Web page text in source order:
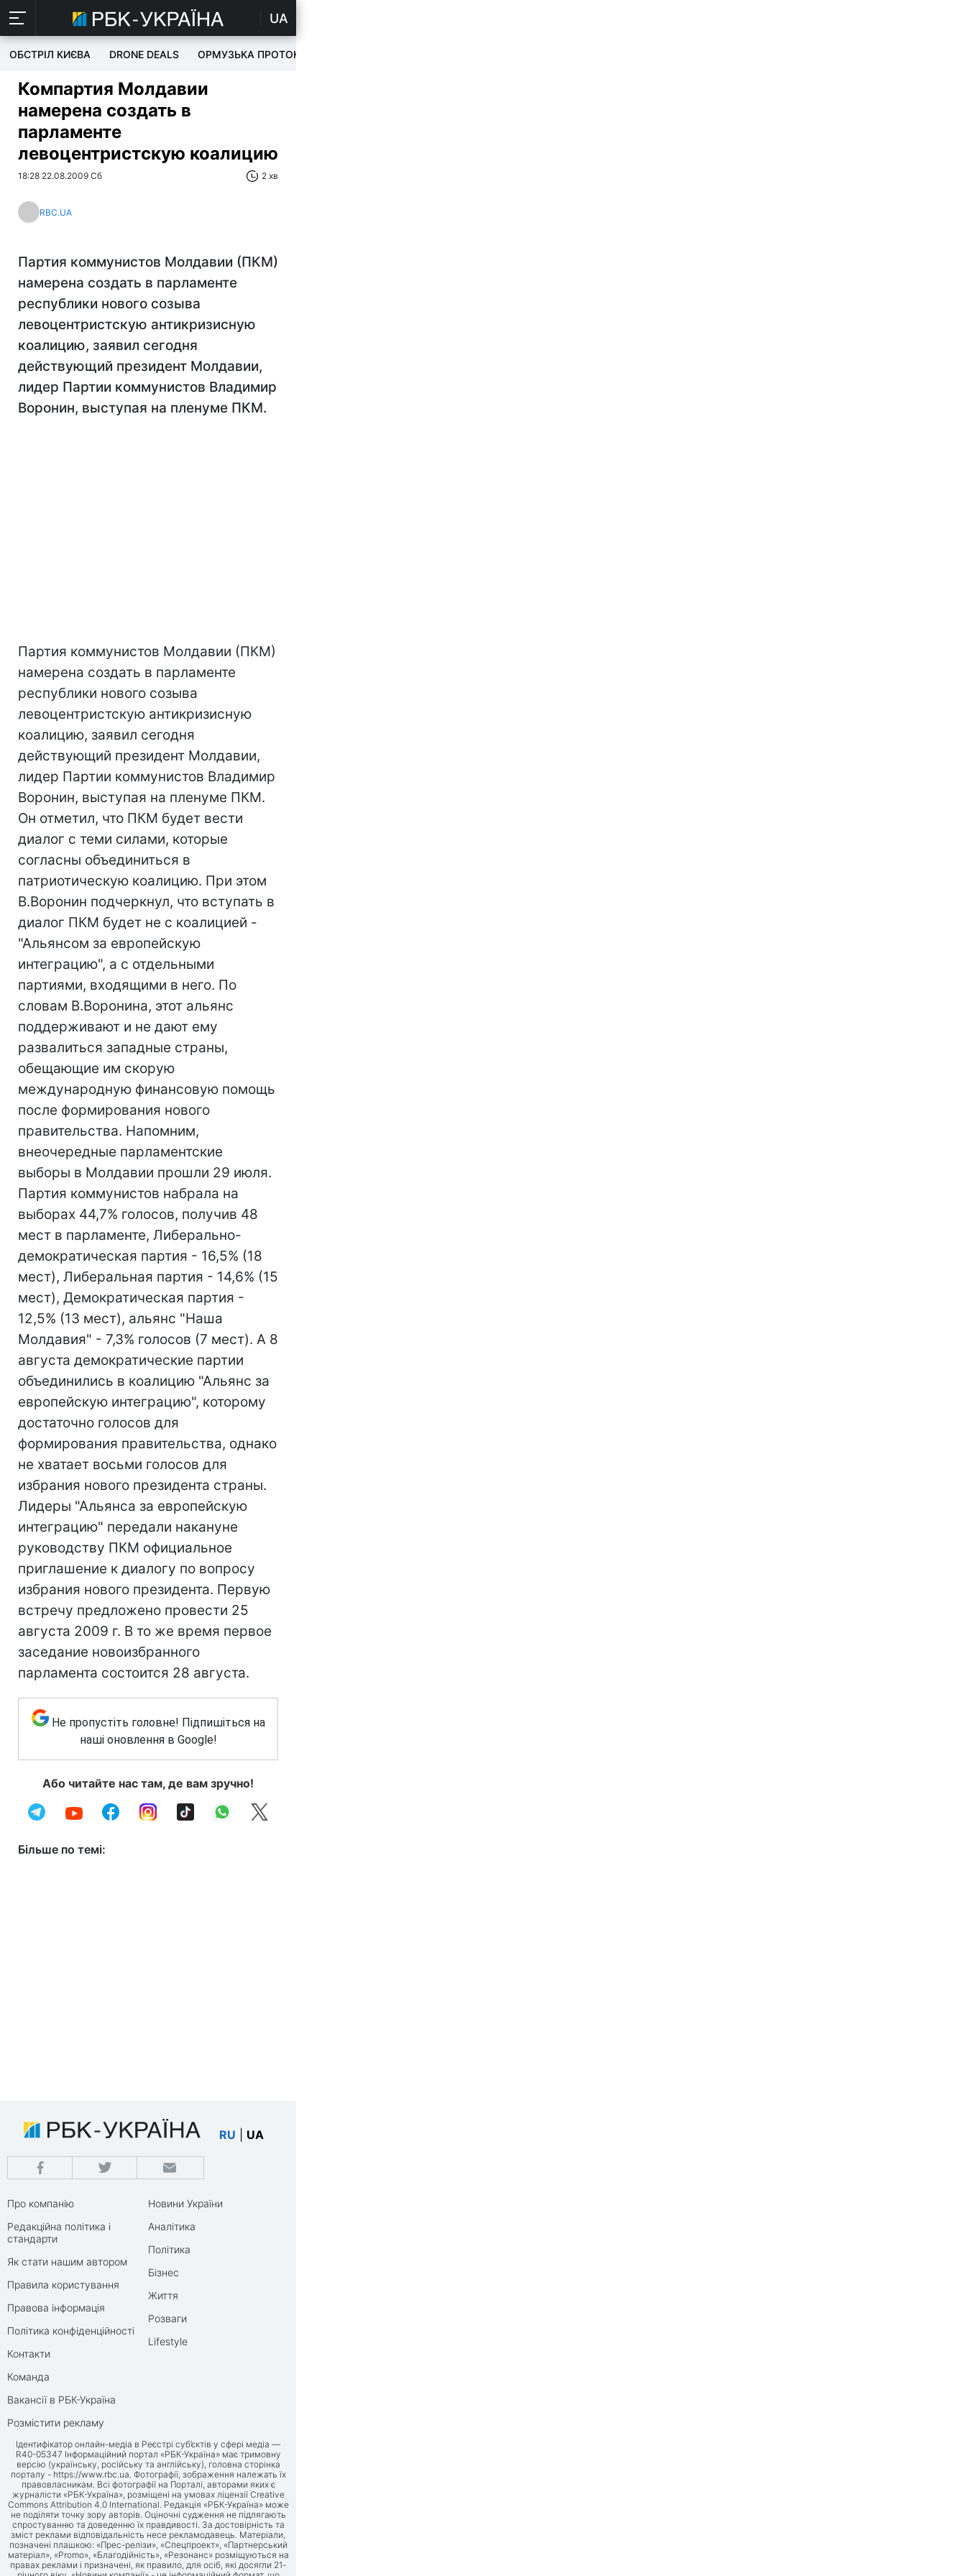
UA
ОБСТРІЛ КИЄВА DRONE DEALS ОРМУЗЬКА ПРОТОКА
Компартия Молдавии
намерена создать в
парламенте
левоцентристскую коалицию
18:28 22.08.2009 Сб 2 хв
RBC.UA
Партия коммунистов Молдавии (ПКМ)
намерена создать в парламенте
республики нового созыва
левоцентристскую антикризисную
коалицию, заявил сегодня
действующий президент Молдавии,
лидер Партии коммунистов Владимир
Воронин, выступая на пленуме ПКМ.
Партия коммунистов Молдавии (ПКМ)
намерена создать в парламенте
республики нового созыва
левоцентристскую антикризисную
коалицию, заявил сегодня
действующий президент Молдавии,
лидер Партии коммунистов Владимир
Воронин, выступая на пленуме ПКМ.
Он отметил, что ПКМ будет вести
диалог с теми силами, которые
согласны объединиться в
патриотическую коалицию. При этом
В.Воронин подчеркнул, что вступать в
диалог ПКМ будет не с коалицией -
"Альянсом за европейскую
интеграцию", а с отдельными
партиями, входящими в него. По
словам В.Воронина, этот альянс
поддерживают и не дают ему
развалиться западные страны,
обещающие им скорую
международную финансовую помощь
после формирования нового
правительства. Напомним,
внеочередные парламентские
выборы в Молдавии прошли 29 июля.
Партия коммунистов набрала на
выборах 44,7% голосов, получив 48
мест в парламенте, Либерально-
демократическая партия - 16,5% (18
мест), Либеральная партия - 14,6% (15
мест), Демократическая партия -
12,5% (13 мест), альянс "Наша
Молдавия" - 7,3% голосов (7 мест). А 8
августа демократические партии
объединились в коалицию "Альянс за
европейскую интеграцию", которому
достаточно голосов для
формирования правительства, однако
не хватает восьми голосов для
избрания нового президента страны.
Лидеры "Альянса за европейскую
интеграцию" передали накануне
руководству ПКМ официальное
приглашение к диалогу по вопросу
избрания нового президента. Первую
встречу предложено провести 25
августа 2009 г. В то же время первое
заседание новоизбранного
парламента состоится 28 августа.
Не пропустіть головне! Підпишіться на
наші оновлення в Google!
Або читайте нас там, де вам зручно!
Більше по темі:
RU UA
Про компанію
Редакційна політика і
стандарти
Як стати нашим автором
Правила користування
Правова інформація
Політика конфіденційності
Контакти
Команда
Вакансії в РБК-Україна
Розмістити рекламу
Новини України
Аналітика
Політика
Бізнес
Життя
Розваги
Lifestyle
Ідентифікатор онлайн-медіа в Реєстрі суб’єктів у сфері медіа —
R40-05347 Інформаційний портал «РБК-Україна» має тримовну
версію (українську, російську та англійську), головна сторінка
порталу - https://www.rbc.ua. Фотографії, зображення належать їх
правовласникам. Всі фотографії на Порталі, авторами яких є
журналісти «РБК-Україна», розміщені на умовах ліцензії Creative
Commons Attribution 4.0 International. Редакція «РБК-Україна» може
не поділяти точку зору авторів. Оціночні судження не підлягають
спростуванню та доведенню їх правдивості. За достовірність та
зміст реклами відповідальність несе рекламодавець. Матеріали,
позначені плашкою: «Прес-релізи», «Спецпроект», «Партнерський
матеріал», «Promo», «Благодійність», «Резонанс» розміщуються на
правах реклами і призначені, як правило, для осіб, які досягли 21-